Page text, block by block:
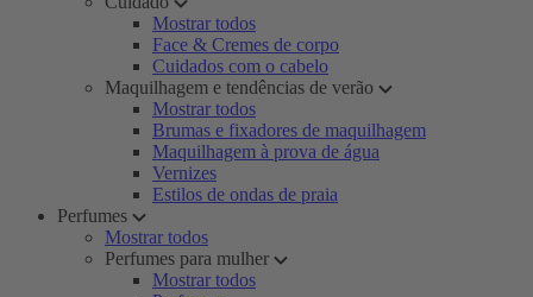
Mostrar todos
Face & Cremes de corpo
Cuidados com o cabelo
Maquilhagem e tendências de verão
Mostrar todos
Brumas e fixadores de maquilhagem
Maquilhagem à prova de água
Vernizes
Estilos de ondas de praia
Perfumes
Mostrar todos
Perfumes para mulher
Mostrar todos